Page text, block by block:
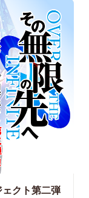
ェクト第二弾